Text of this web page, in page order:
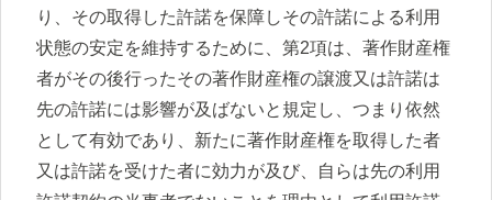
り、その取得した許諾を保障しその許諾による利用
状態の安定を維持するために、第2項は、著作財産権
者がその後行ったその著作財産権の譲渡又は許諾は
先の許諾には影響が及ばないと規定し、つまり依然
として有効であり、新たに著作財産権を取得した者
又は許諾を受けた者に効力が及び、自らは先の利用